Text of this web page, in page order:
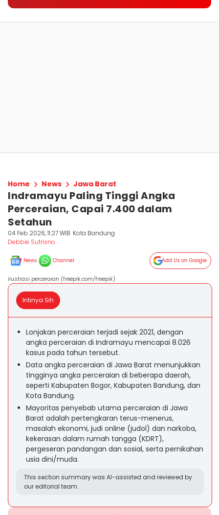
Home News Jawa Barat
Indramayu Paling Tinggi Angka
Perceraian, Capai 7.400 dalam
Setahun
04 Feb 2026, 11:27 WIB Kota Bandung
Debbie Sutrisno
News Channel Add Us on Google
ilustrasi perceraian (freepik.com/freepik)
Intinya Sih
Lonjakan perceraian terjadi sejak 2021, dengan
angka perceraian di Indramayu mencapai 8.026
kasus pada tahun tersebut.
Data angka perceraian di Jawa Barat menunjukkan
tingginya angka perceraian di beberapa daerah,
seperti Kabupaten Bogor, Kabupaten Bandung, dan
Kota Bandung.
Mayoritas penyebab utama perceraian di Jawa
Barat adalah pertengkaran terus-menerus,
masalah ekonomi, judi online (judol) dan narkoba,
kekerasan dalam rumah tangga (KDRT),
pergeseran pandangan dan sosial, serta pernikahan
usia dini/muda.
This section summary was AI-assisted and reviewed by
our editorial team.